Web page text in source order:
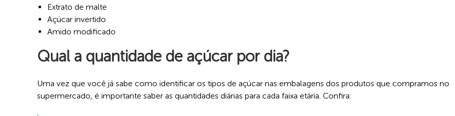
Extrato de malte
Açúcar invertido
Amido modificado
Qual a quantidade de açúcar por dia?
Uma vez que você já sabe como identificar os tipos de açúcar nas embalagens dos produtos que compramos no
supermercado, é importante saber as quantidades diárias para cada faixa etária. Confira: